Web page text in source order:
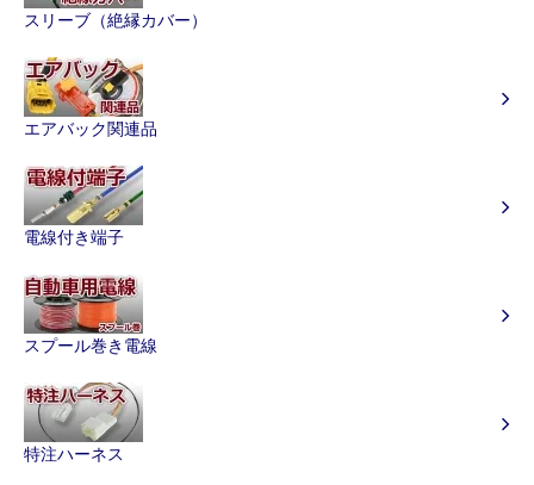
スリーブ（絶縁カバー）
エアバック関連品
電線付き端子
スプール巻き電線
特注ハーネス